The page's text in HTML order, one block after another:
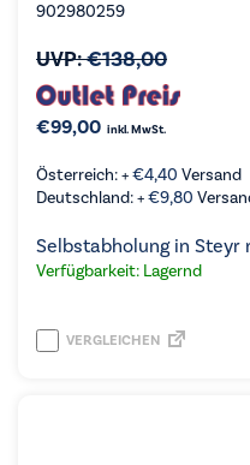
902980259
UVP:€138,00
€99,00 inkl. MwSt.
Österreich: +€4,40 Versand
Deutschland: +€9,80
Selbstabholung in Steyr
Verfügbarkeit: Lagernd
VERGLEICHEN